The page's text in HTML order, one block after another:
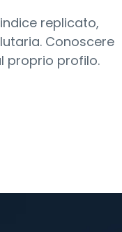
replicato,
Conoscere
proprio profilo.